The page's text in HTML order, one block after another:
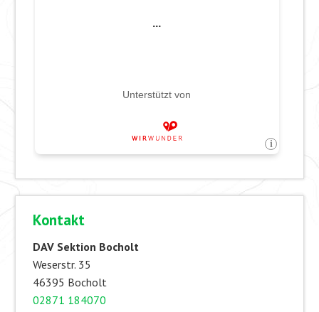
Kontakt
DAV Sektion Bocholt
Weserstr. 35
46395 Bocholt
02871 184070